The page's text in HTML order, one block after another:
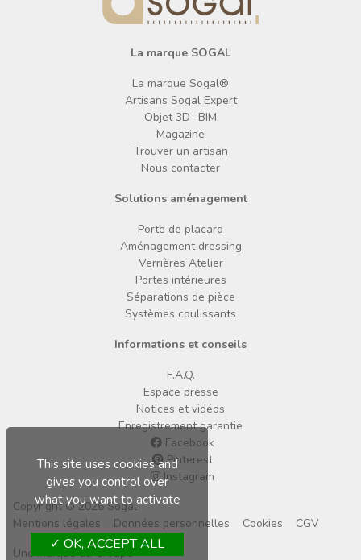
La marque SOGAL
La marque Sogal®
Artisans Sogal Expert
Objet 3D -BIM
Magazine
Trouver un artisan
Nous contacter
Solutions aménagement
Porte de placard
Aménagement dressing
Verrières Atelier
Portes intérieures
Séparations de pièce
Systèmes coulissants
Informations et conseils
F.A.Q.
Espace presse
Notices et vidéos
Enregistrement garantie
Facebook
Pinterest
Instagram
Copyright © 2026 Sogal
Mentions légales
Données personnelles Cookies
CGV
Une marque du Groupe
This site uses cookies and
gives you control over
what you want to activate
OK, ACCEPT ALL